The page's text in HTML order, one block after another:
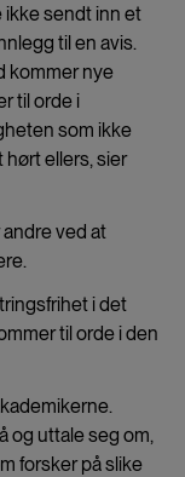
ikke sendt inn et
til en avis.
kommer nye
til orde i
som ikke
hørt ellers, sier
ved at
i det
til orde i den
og uttale seg om,
forsker på slike